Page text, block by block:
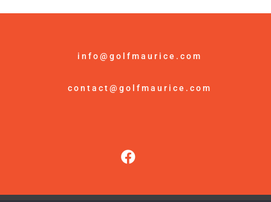
info@golfmaurice.com
contact@golfmaurice.com